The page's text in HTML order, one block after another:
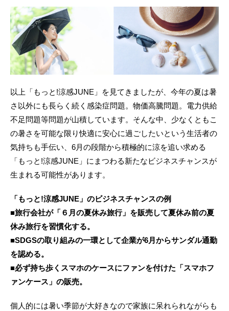
以上「もっと!涼感JUNE」を見てきましたが、今年の夏は暑
さ以外にも長らく続く感染症問題。物価高騰問題。電力供給
不足問題等問題が山積しています。そんな中、少なくともこ
の暑さを可能な限り快適に安心に過ごしたいという生活者の
気持ちも手伝い、6月の段階から積極的に涼を追い求める
「もっと!涼感JUNE」にまつわる新たなビジネスチャンスが
生まれる可能性があります。
「もっと!涼感JUNE」のビジネスチャンスの例
■旅行会社が「６月の夏休み旅行」を販売して夏休み前の夏
休み旅行を習慣化する。
■SDGSの取り組みの一環として企業が6月からサンダル通勤
を認める。
■必ず持ち歩くスマホのケースにファンを付けた「スマホフ
ァンケース」の販売。
個人的には暑い季節が大好きなので家族に呆れられながらも